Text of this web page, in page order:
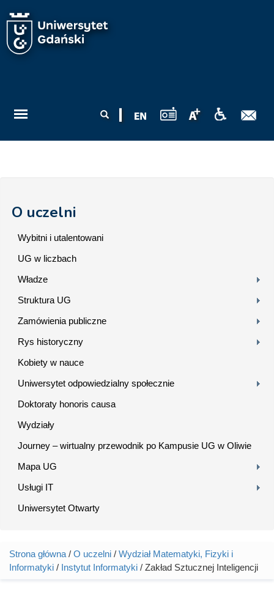
wyszukiwania
O uczelni
Wybitni i utalentowani
UG w liczbach
Władze
Struktura UG
Zamówienia publiczne
Rys historyczny
Kobiety w nauce
Uniwersytet odpowiedzialny społecznie
Doktoraty honoris causa
Wydziały
Journey – wirtualny przewodnik po Kampusie UG w Oliwie
Mapa UG
Usługi IT
Uniwersytet Otwarty
Jesteś tutaj
Strona główna / O uczelni / Wydział Matematyki, Fizyki i
Informatyki / Instytut Informatyki / Zakład Sztucznej Inteligencji